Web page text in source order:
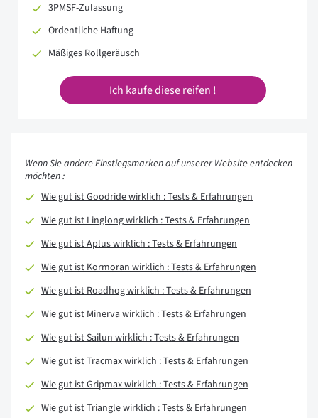
3PMSF-Zulassung
Ordentliche Haftung
Mäßiges Rollgeräusch
Ich kaufe diese reifen !
Wenn Sie andere Einstiegsmarken auf unserer Website entdecken
möchten :
Wie gut ist Goodride wirklich : Tests & Erfahrungen
Wie gut ist Linglong wirklich : Tests & Erfahrungen
Wie gut ist Aplus wirklich : Tests & Erfahrungen
Wie gut ist Kormoran wirklich : Tests & Erfahrungen
Wie gut ist Roadhog wirklich : Tests & Erfahrungen
Wie gut ist Minerva wirklich : Tests & Erfahrungen
Wie gut ist Sailun wirklich : Tests & Erfahrungen
Wie gut ist Tracmax wirklich : Tests & Erfahrungen
Wie gut ist Gripmax wirklich : Tests & Erfahrungen
Wie gut ist Triangle wirklich : Tests & Erfahrungen